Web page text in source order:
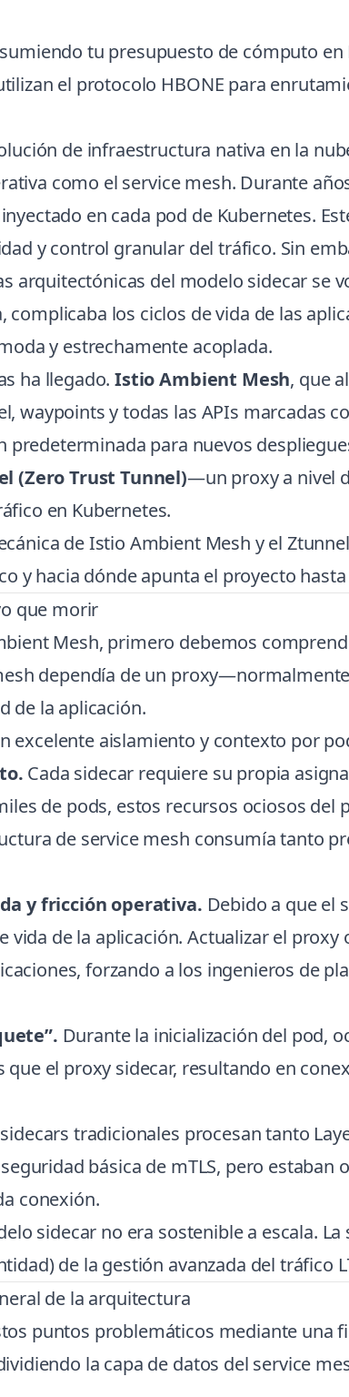
tu presupuesto de cómputo
el protocolo HBONE para
de infraestructura nativa en la
como el service mesh. Durante
en cada pod de Kubernetes.
y control granular del tráfico. Sin
arquitectónicas del modelo sidecar se
complicaba los ciclos de vida de las
y estrechamente acoplada.
ha llegado.Istio Ambient Mesh, que
waypoints y todas las APIs marcadas
para nuevos
(Zero Trust Tunnel)—un proxy a nivel
en Kubernetes.
de Istio Ambient Mesh y el
y hacia dónde apunta el proyecto hasta
que morir
Mesh, primero debemos
dependía de un
de la aplicación.
excelente aislamiento y contexto por
Cada sidecar requiere su propia
de pods, estos recursos ociosos
de service mesh consumía tanto
y fricción operativa. Debido a que el
vida de la aplicación. Actualizar el
forzando a los ingenieros de
Durante la inicialización del pod,
que el proxy sidecar, resultando en
tradicionales procesan tanto
básica de mTLS, pero
conexión.
sidecar no era sostenible a escala.
de la gestión avanzada del tráfico
de la arquitectura
puntos problemáticos mediante una
la capa de datos del service